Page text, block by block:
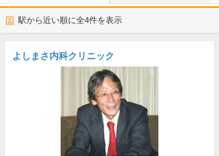
駅から近い順に全4件を表示
よしまさ内科クリニック